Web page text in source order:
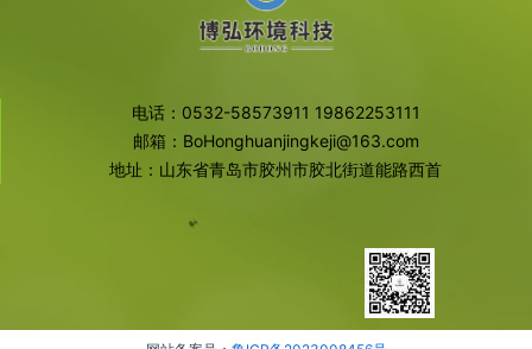
电话：0532-58573911 19862253111
邮箱：BoHonghuanjingkeji@163.com
地址：山东省青岛市胶州市胶北街道能路西首